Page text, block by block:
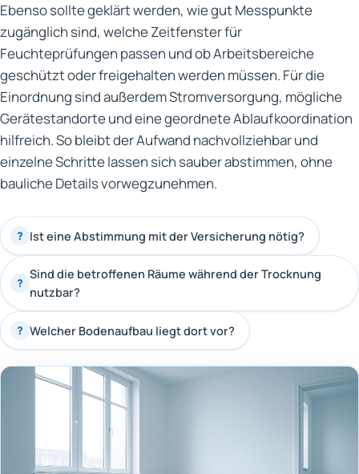
Ebenso sollte geklärt werden, wie gut Messpunkte
zugänglich sind, welche Zeitfenster für
Feuchteprüfungen passen und ob Arbeitsbereiche
geschützt oder freigehalten werden müssen. Für die
Einordnung sind außerdem Stromversorgung, mögliche
Gerätestandorte und eine geordnete Ablaufkoordination
hilfreich. So bleibt der Aufwand nachvollziehbar und
einzelne Schritte lassen sich sauber abstimmen, ohne
bauliche Details vorwegzunehmen.
? Ist eine Abstimmung mit der Versicherung nötig?
?
Sind die betroffenen Räume während der Trocknung
nutzbar?
? Welcher Bodenaufbau liegt dort vor?